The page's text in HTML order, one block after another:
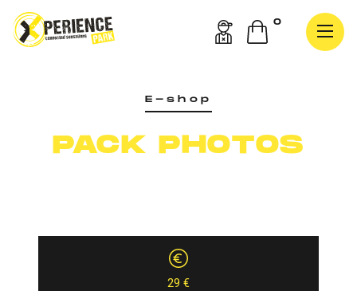
0
E-shop
PACK PHOTOS
29 €